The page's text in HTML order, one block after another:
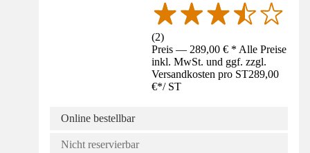
(2)
Preis — 289,00 € * Alle Preise
inkl. MwSt. und ggf. zzgl.
Versandkosten pro ST289,00
€*/ ST
Online bestellbar
Nicht reservierbar